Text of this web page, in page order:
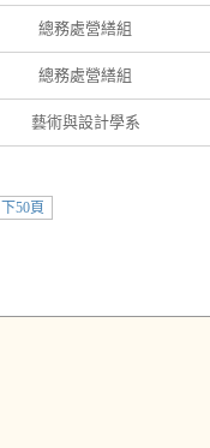
總務處營繕組
總務處營繕組
藝術與設計學系
下50頁